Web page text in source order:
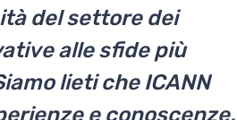
del settore dei
alle sfide più
lieti che ICANN
e conoscenze,